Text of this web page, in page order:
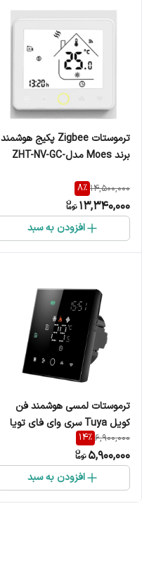
ترموستات Zigbee پکیج هوشمند
برند Moes مدلZHT-NV-GC-
14,500,000
8%
13,340,000
افزودن به سبد
ترموستات لمسی هوشمند فن
کویل Tuya سری وای فای تویا
مدل BAC-003
6,900,000
14%
5,900,000
افزودن به سبد